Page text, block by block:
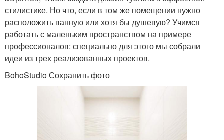
стилистике. Но что, если в том же помещении нужно
расположить ванную или хотя бы душевую? Учимся
работать с маленьким пространством на примере
профессионалов: специально для этого мы собрали
идеи из трех реализованных проектов.
BohoStudio Сохранить фото